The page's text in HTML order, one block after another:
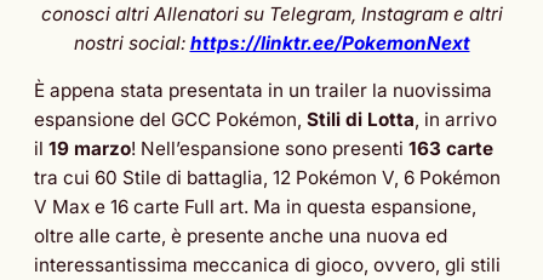
conosci altri Allenatori su Telegram, Instagram e altri
nostri social: https://linktr.ee/PokemonNext
È appena stata presentata in un trailer la nuovissima
espansione del GCC Pokémon, Stili di Lotta, in arrivo
il 19 marzo! Nell’espansione sono presenti 163 carte
tra cui 60 Stile di battaglia, 12 Pokémon V, 6 Pokémon
V Max e 16 carte Full art. Ma in questa espansione,
oltre alle carte, è presente anche una nuova ed
interessantissima meccanica di gioco, ovvero, gli stili